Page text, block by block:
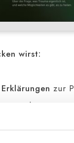
wirst:
zur